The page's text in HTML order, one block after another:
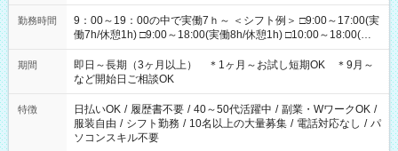
勤務時間
9：00～19：00の中で実働7ｈ～ ＜シフト例＞ □9:00～17:00(実
働7h/休憩1h) □9:00～18:00(実働8h/休憩1h) □10:00～18:00(実
働7h/休憩1h) □10:00～19:00(実働8h/休憩1h) ＊時間固定ＯＫ
期間
即日～長期（3ヶ月以上） ＊1ヶ月～お試し短期OK ＊9月～
など開始日ご相談OK
特徴 日払いOK / 履歴書不要 / 40～50代活躍中 / 副業・WワークOK /
服装自由 / シフト勤務 / 10名以上の大量募集 / 電話対応なし / パ
ソコンスキル不要